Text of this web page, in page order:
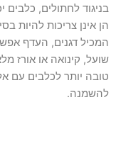
בניגוד לחתולים, כלבים
הן אינן צריכות להיות
המכיל דגנים, העדף
שועל, קינואה או אורז
טובה יותר לכלבים עם
להשמנה.